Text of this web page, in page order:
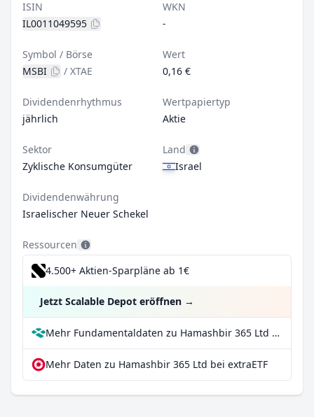
ISIN
IL0011049595
WKN
-
Symbol / Börse
MSBI
/ XTAE
Wert
0,16 €
Dividendenrhythmus
jährlich
Wertpapiertyp
Aktie
Sektor
Zyklische Konsumgüter
Land
Israel
Dividendenwährung
Israelischer Neuer Schekel
Ressourcen
4.500+ Aktien-Sparpläne ab 1€
Jetzt Scalable Depot eröffnen →
Mehr Fundamentaldaten zu Hamashbir 365 Ltd bei Parqet
Mehr Daten zu Hamashbir 365 Ltd bei extraETF